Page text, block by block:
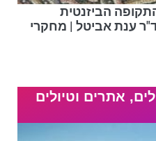
הביזנטית
ד"ר ענת אביטל | מחקרי
אתרים וטיולים